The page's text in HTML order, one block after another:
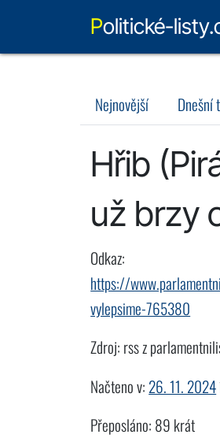
Politické-
Nejnovější Dnešní
Hřib
už brzy
Odkaz:
https://
vylepsime-765380
Zdroj: rss z
Načteno v: 26. 11. 2024
Přeposláno: 89 krát